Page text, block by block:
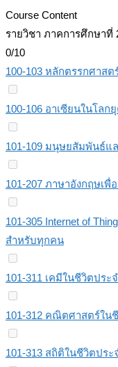
Course Content
รายวิชา ภาคการศึกษาที่
0/10
100-103 หลักตรรกศาส
100-106 อาเซียนในโลก
101-109 มนุษยสัมพันธ์
101-207 ภาษาอังกฤษเ
101-305 Internet of
สำหรับทุกคน
101-311 เคมีในชีวิตประ
101-312 คณิตศาสตร์ใน
101-313 สถิติในชีวิตประ